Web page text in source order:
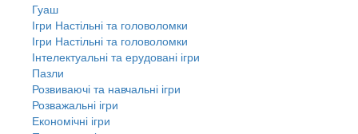
Гуаш
Ігри Настільні та головоломки
Ігри Настільні та головоломки
Інтелектуальні та ерудовані ігри
Пазли
Розвиваючі та навчальні ігри
Розважальні ігри
Економічні ігри